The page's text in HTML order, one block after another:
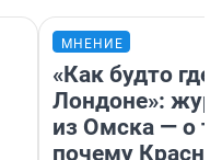
МНЕНИЕ
«Как будто
Лондоне»:
из Омска — о
почему